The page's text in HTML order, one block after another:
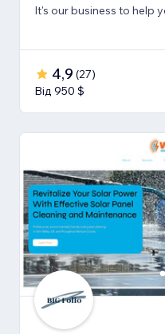
It's our business to help
4,9 (27)
Від 950 $